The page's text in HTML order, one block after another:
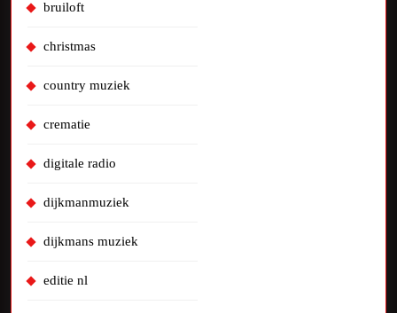
bruiloft
christmas
country muziek
crematie
digitale radio
dijkmanmuziek
dijkmans muziek
editie nl